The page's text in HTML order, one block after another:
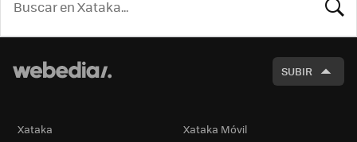
SUBIR
Xataka
Xataka Móvil